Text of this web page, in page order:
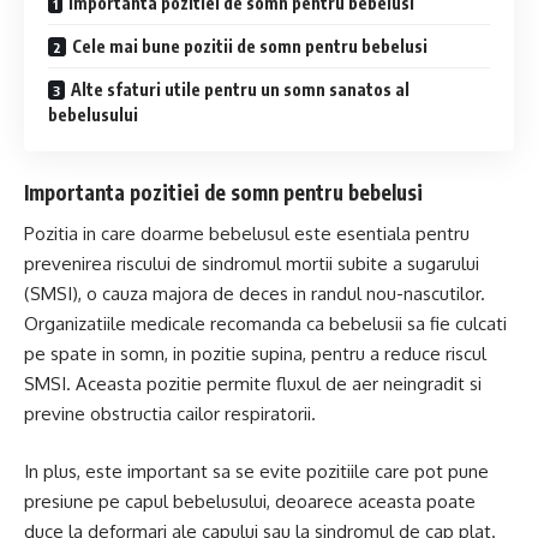
Cele mai bune pozitii de somn pentru bebelusi
Alte sfaturi utile pentru un somn sanatos al
bebelusului
Importanta pozitiei de somn pentru bebelusi
Pozitia in care doarme bebelusul este esentiala pentru
prevenirea riscului de sindromul mortii subite a sugarului
(SMSI), o cauza majora de deces in randul nou-nascutilor.
Organizatiile medicale recomanda ca bebelusii sa fie culcati
pe spate in somn, in pozitie supina, pentru a reduce riscul
SMSI. Aceasta pozitie permite fluxul de aer neingradit si
previne obstructia cailor respiratorii.
In plus, este important sa se evite pozitiile care pot pune
presiune pe capul bebelusului, deoarece aceasta poate
duce la deformari ale capului sau la sindromul de cap plat.